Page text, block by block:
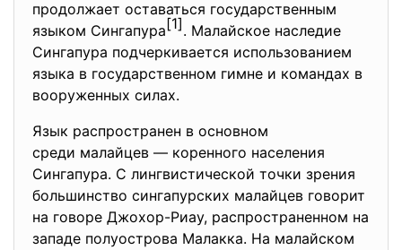
продолжает оставаться государственным
языком Сингапура[1]. Малайское наследие
Сингапура подчеркивается использованием
языка в государственном гимне и командах в
вооруженных силах.
Язык распространен в основном
среди малайцев — коренного населения
Сингапура. С лингвистической точки зрения
большинство сингапурских малайцев говорит
на говоре Джохор-Риау, распространенном на
западе полуострова Малакка. На малайском